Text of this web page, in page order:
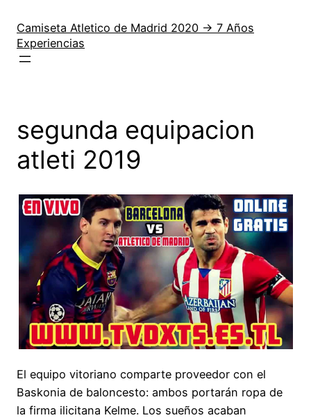
contenido
Camiseta Atletico de Madrid 2020 → 7 Años
Experiencias
segunda equipacion
atleti 2019
El equipo vitoriano comparte proveedor con el
Baskonia de baloncesto: ambos portarán ropa de
la firma ilicitana Kelme. Los sueños acaban